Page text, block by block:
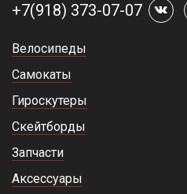
+7(918) 373-07-07
Велосипеды
Самокаты
Гироскутеры
Скейтборды
Запчасти
Аксессуары